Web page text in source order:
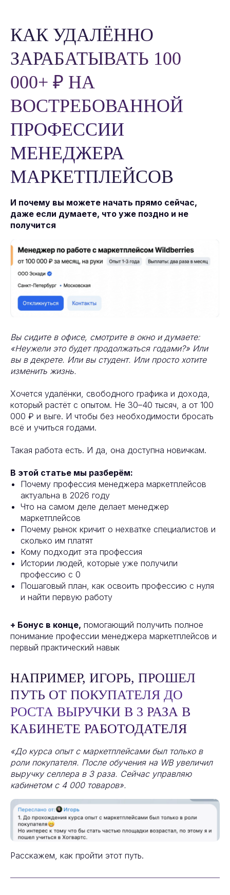
КАК УДАЛЁННО
ЗАРАБАТЫВАТЬ 100
000+ ₽ НА
ВОСТРЕБОВАННОЙ
ПРОФЕССИИ
МЕНЕДЖЕРА
МАРКЕТПЛЕЙСОВ
И почему вы можете начать прямо сейчас,
даже если думаете, что уже поздно и не
получится
Вы сидите в офисе, смотрите в окно и думаете:
«Неужели это будет продолжаться годами?» Или
вы в декрете. Или вы студент. Или просто хотите
изменить жизнь.
Хочется удалёнки, свободного графика и дохода,
который растёт с опытом. Не 30–40 тысяч, а от 100
000 ₽ и выге. И чтобы без необходимости бросать
всё и учиться годами.
Такая работа есть. И да, она доступна новичкам.
В этой статье мы разберём:
Почему профессия менеджера маркетплейсов
актуальна в 2026 году
Что на самом деле делает менеджер
маркетплейсов
Почему рынок кричит о нехватке специалистов и
сколько им платят
Кому подходит эта профессия
Истории людей, которые уже получили
профессию с 0
Пошаговый план, как освоить профессию с нуля
и найти первую работу
+ Бонус в конце, помогающий получить полное
понимание профессии менеджера маркетплейсов и
первый практический навык
НАПРИМЕР, ИГОРЬ, ПРОШЕЛ
ПУТЬ ОТ ПОКУПАТЕЛЯ ДО
РОСТА ВЫРУЧКИ В 3 РАЗА В
КАБИНЕТЕ РАБОТОДАТЕЛЯ
«До курса опыт с маркетплейсами был только в
роли покупателя. После обучения на WB увеличил
выручку селлера в 3 раза. Сейчас управляю
кабинетом с 4 000 товаров».
Расскажем, как пройти этот путь.